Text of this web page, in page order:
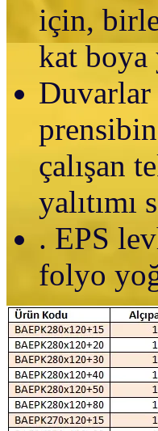
için,
kat boya
Duvarlar
çalışan
yalıtımı
. EPS
folyo